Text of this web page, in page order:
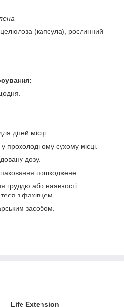
целюлоза (капсула), рослинний
дітей місці.
прохолодному сухому місці.
дозу.
пошкоджене.
груддю або наявності
з фахівцем.
засобом.
Life Extension